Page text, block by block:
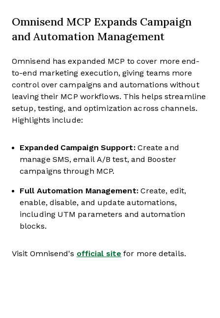
Omnisend MCP Expands Campaign
and Automation Management
Omnisend has expanded MCP to cover more end-
to-end marketing execution, giving teams more
control over campaigns and automations without
leaving their MCP workflows. This helps streamline
setup, testing, and optimization across channels.
Highlights include:
Expanded Campaign Support:Create and
manage SMS, email A/B test, and Booster
campaigns through MCP.
Full Automation Management:Create, edit,
enable, disable, and update automations,
including UTM parameters and automation
blocks.
Visit Omnisend's official site for more details.